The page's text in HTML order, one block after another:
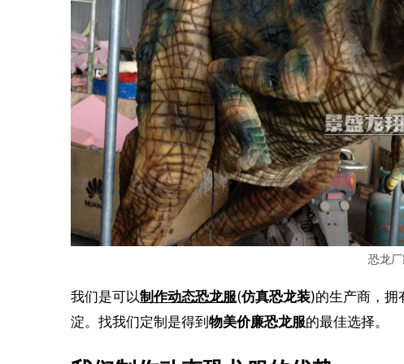
恐龙
我们是可以制作动态恐龙服(仿真恐龙装)的生产商，拥
淀。找我们定制是得到物美价廉恐龙服的最佳选择。